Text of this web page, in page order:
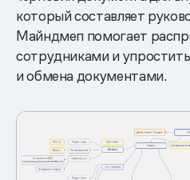
который составляет
Майндмеп помогает
сотрудниками и
и обмена документами.